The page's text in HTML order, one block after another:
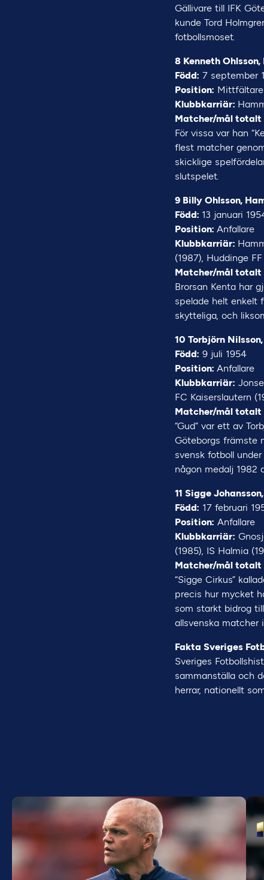
Gällivare till IFK
kunde Tord
fotbollsmoset.
8 Kenneth
Född: 7 september
Position: Mittfältare
Klubbkarriär:
Matcher/mål totalt
För vissa var han
flest matcher
skicklige
slutspelet.
9 Billy Ohlsson,
Född: 13 januari
Position: Anfallare
Klubbkarriär:
(1987), Huddinge
Matcher/mål totalt
Brorsan Kenta har
spelade helt enkelt
skytteliga, och
10 Torbjörn
Född: 9 juli 1954
Position: Anfallare
Klubbkarriär:
FC Kaiserslautern
Matcher/mål totalt
“Gud” var ett av
Göteborgs främste
svensk fotboll
någon medalj 1982
11 Sigge
Född: 17 februari
Position: Anfallare
Klubbkarriär:
(1985), IS Halmia
Matcher/mål totalt
“Sigge Cirkus”
precis hur mycket
som starkt bidrog
allsvenska matcher
Fakta Sveriges
Sveriges
sammanställa och
herrar, nationellt